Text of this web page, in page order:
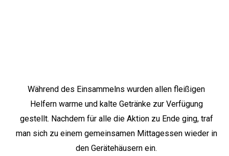
Während des Einsammelns wurden allen fleißigen
Helfern warme und kalte Getränke zur Verfügung
gestellt. Nachdem für alle die Aktion zu Ende ging, traf
man sich zu einem gemeinsamen Mittagessen wieder in
den Gerätehäusern ein.